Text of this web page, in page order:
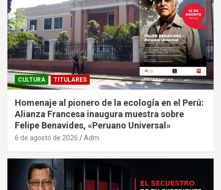
CULTURA TITULARES
Homenaje al pionero de la ecología en el Perú:
Alianza Francesa inaugura muestra sobre
Felipe Benavides, «Peruano Universal»
6 de agosto de 2026 Adm